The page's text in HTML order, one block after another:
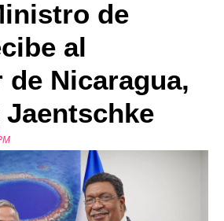
de
al
de Nicaragua,